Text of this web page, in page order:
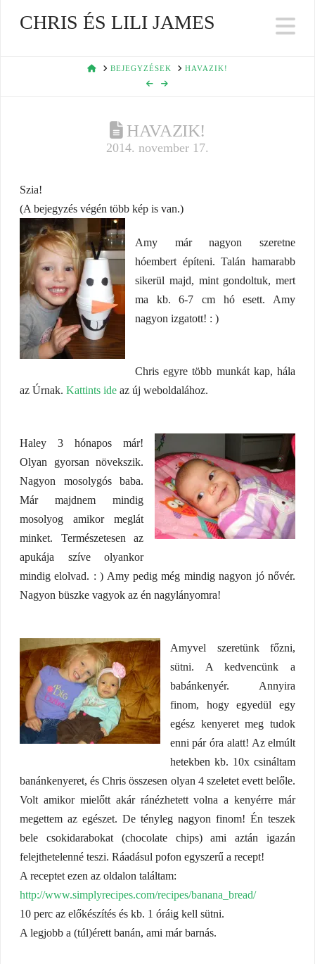
CHRIS ÉS LILI JAMES
HOMEBEJEGYZÉSEK HAVAZIK!
HAVAZIK!
2014. november 17.
Szia!
(A bejegyzés végén több kép is van.)
Amy már nagyon szeretne
hóembert építeni. Talán hamarabb
sikerül majd, mint gondoltuk, mert
ma kb. 6-7 cm hó esett. Amy
nagyon izgatott! : )
Chris egyre több munkát kap, hála
az Úrnak. Kattints ideaz új weboldalához.
Haley 3 hónapos már!
Olyan gyorsan növekszik.
Nagyon mosolygós baba.
Már majdnem mindig
mosolyog amikor meglát
minket. Természetesen az
apukája szíve olyankor
mindig elolvad. : ) Amy pedig még mindig nagyon jó nővér.
Nagyon büszke vagyok az én nagylányomra!
Amyvel szeretünk főzni,
sütni. A kedvencünk a
babánkenyér. Annyira
finom, hogy egyedül egy
egész kenyeret meg tudok
enni pár óra alatt! Az elmúlt
hetekben kb. 10x csináltam
banánkenyeret, és Chris összesen olyan 4 szeletet evett belőle.
Volt amikor mielőtt akár ránézhetett volna a kenyérre már
megettem az egészet. De tényleg nagyon finom! Én teszek
bele csokidarabokat (chocolate chips) ami aztán igazán
felejthetelenné teszi. Ráadásul pofon egyszerű a recept!
A receptet ezen az oldalon találtam:
http://www.simplyrecipes.com/recipes/banana_bread/
10 perc az előkészítés és kb. 1 óráig kell sütni.
A legjobb a (túl)érett banán, ami már barnás.